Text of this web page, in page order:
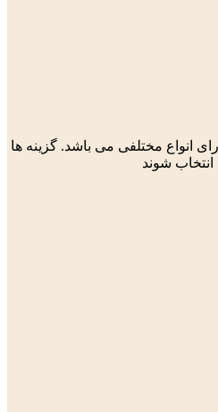
انواع مختلفی می باشد. گزینه ها
شوند